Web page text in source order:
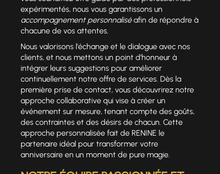
expérimentés, nous vous garantissons un
accompagnement personnaliséafin de répondre à
chacune de vos attentes.
Nous valorisons l'échange et le dialogue avec nos
clients, et nous mettons un point d'honneur à
intégrer leurs suggestions pour améliorer
continuellement notre offre de services. Dès la
première prise de contact, vous découvrirez notre
approche collaborative qui vise à créer un
événement sur mesure, tenant compte des goûts,
des contraintes et des désirs de chacun. Cette
approche personnalisée fait de RENINE le
partenaire idéal pour transformer votre
anniversaire en un moment de pure magie.